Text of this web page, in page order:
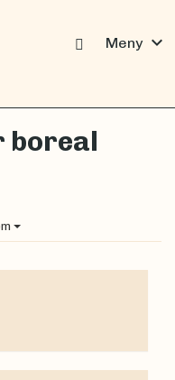
Meny expand_more
boreal